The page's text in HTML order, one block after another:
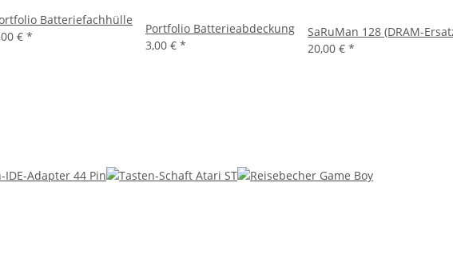
Batteriefachhülle
€ *
Portfolio Batterieabdeckung
3,00 € *
SaRuMan 128 (DRAM-
20,00 € *